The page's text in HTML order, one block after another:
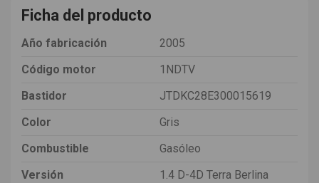
Ficha del producto
Año fabricación
2005
Código motor
1NDTV
Bastidor
JTDKC28E300015619
Color
Gris
Combustible
Gasóleo
Versión
1.4 D-4D Terra Berlina